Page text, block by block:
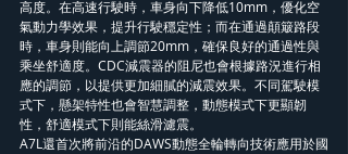
高度。在高速行駛時，車身向下降低10mm，優化空
氣動力學效果，提升行駛穩定性；而在通過顛簸路段
時，車身則能向上調節20mm，確保良好的通過性與
乘坐舒適度。CDC減震器的阻尼也會根據路況進行相
應的調節，以提供更加細膩的減震效果。不同駕駛模
式下，懸架特性也會智慧調整，動態模式下更顯韌
性，舒適模式下則能絲滑濾震。
A7L還首次將前沿的DAWS動態全輪轉向技術應用於國